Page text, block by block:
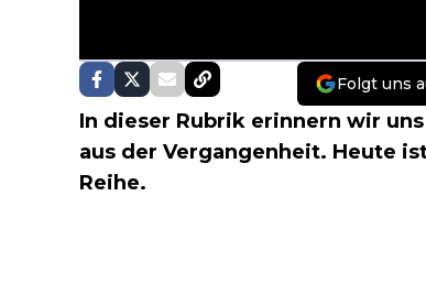
Folgt uns
In dieser Rubrik erinnern wir
aus der Vergangenheit. Heute
Reihe.